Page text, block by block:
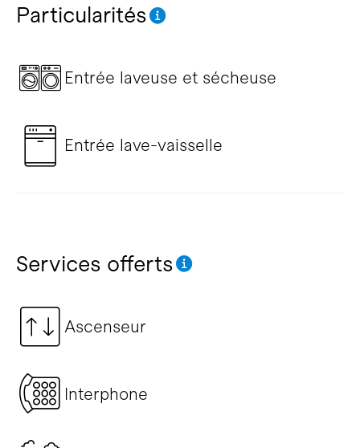
Particularités
Entrée laveuse et sécheuse
Entrée lave-vaisselle
Services offerts
Ascenseur
Interphone